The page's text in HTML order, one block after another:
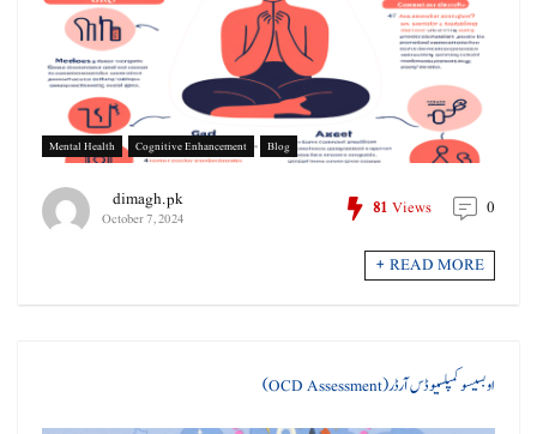
Blog
Cognitive Enhancement
Mental Health
dimagh.pk
October 7, 2024 81Views 0
READ MORE +
اوبسیسو کمپلسیو ڈس آرڈر (OCD Assessment)